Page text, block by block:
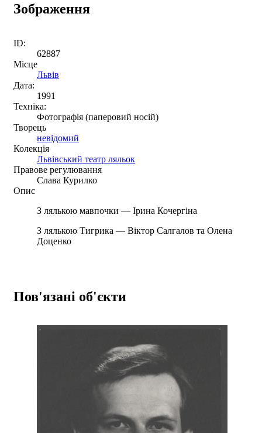
Зображення
ID:
62887
Місце
Львів
Дата:
1991
Техніка:
Фотографія (паперовий носій)
Творець
невідомий
Колекція
Львівський театр ляльок
Правове регулювання
Слава Курилко
Опис
З лялькою мавпочки — Ірина Кочергіна
З лялькою Тигрика — Віктор Салгалов та Олена
Доценко
Пов'язані об'єкти